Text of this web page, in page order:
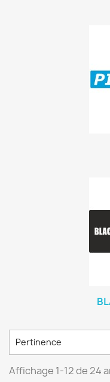
Pertinence
Affichage 1-12 de 24